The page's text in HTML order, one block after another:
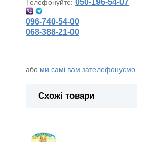
Телефонуйте: 050-196-54-07
096-740-54-00
068-388-21-00
або ми самі вам зателефонуємо
Схожі товари